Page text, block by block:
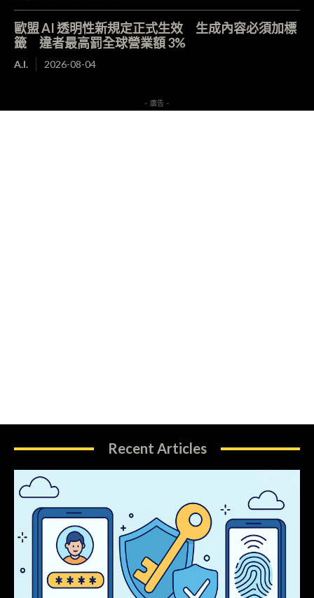
歐盟 AI 透明性新規定正式生效 生成內容必須加標
籤 違者最高罰全球營業額 3%
A.I. 2026-08-04
- 廣告 -
Recent Articles